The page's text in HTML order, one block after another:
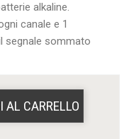
alkaline.
canale e 1
segnale sommato
AL CARRELLO